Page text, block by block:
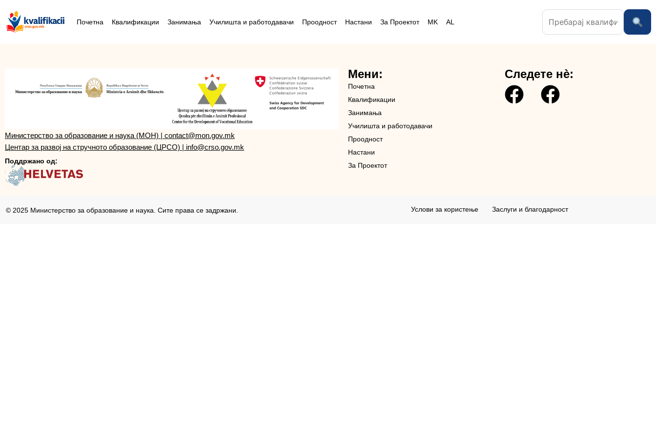
Почетна Квалификации Занимања Училишта и работодавачи Проодност Настани За Проектот MK AL
Министерство за образование и наука (МОН) | contact@mon.gov.mk
Центар за развој на стручното образование (ЦРСО) | info@crso.gov.mk
Поддржано од:
Мени:
Почетна
Квалификации
Занимања
Училишта и работодавачи
Проодност
Настани
За Проектот
Следете нè:
© 2025 Министерство за образование и наука. Сите права се задржани. Услови за користењe Заслуги и благодарност